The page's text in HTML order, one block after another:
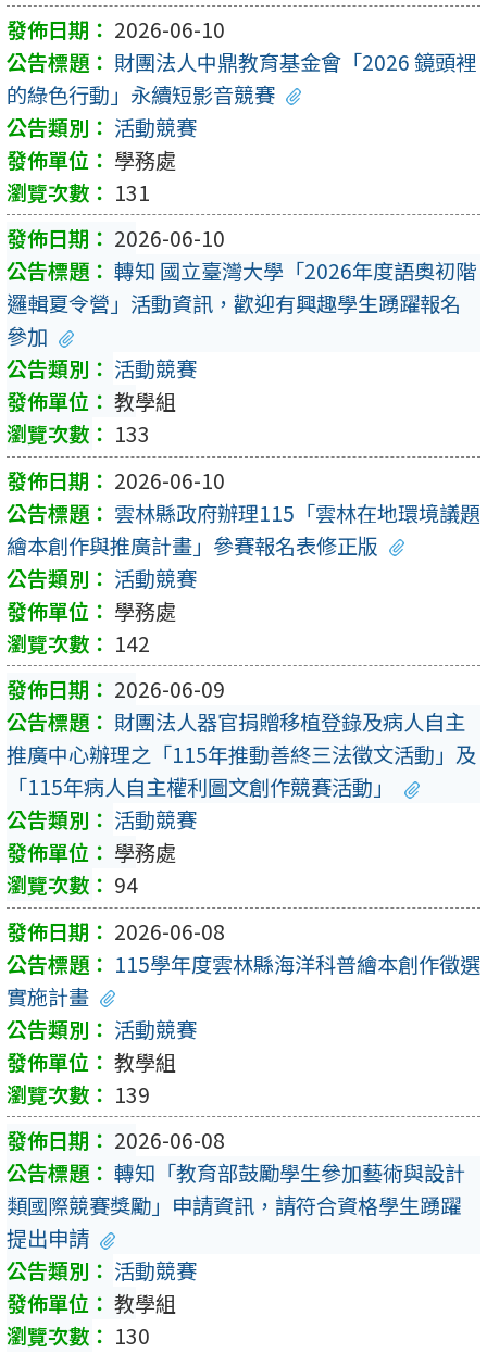
2026-06-10
財團法人中鼎教育基金會「2026 鏡頭裡
的綠色行動」永續短影音競賽
活動競賽
學務處
131
2026-06-10
轉知 國立臺灣大學「2026年度語奧初階
邏輯夏令營」活動資訊，歡迎有興趣學生踴躍報名
參加
活動競賽
教學組
133
2026-06-10
雲林縣政府辦理115「雲林在地環境議題
繪本創作與推廣計畫」參賽報名表修正版
活動競賽
學務處
142
2026-06-09
財團法人器官捐贈移植登錄及病人自主
推廣中心辦理之「115年推動善終三法徵文活動」及
「115年病人自主權利圖文創作競賽活動」
活動競賽
學務處
94
2026-06-08
115學年度雲林縣海洋科普繪本創作徵選
實施計畫
活動競賽
教學組
139
2026-06-08
轉知「教育部鼓勵學生參加藝術與設計
類國際競賽獎勵」申請資訊，請符合資格學生踴躍
提出申請
活動競賽
教學組
130